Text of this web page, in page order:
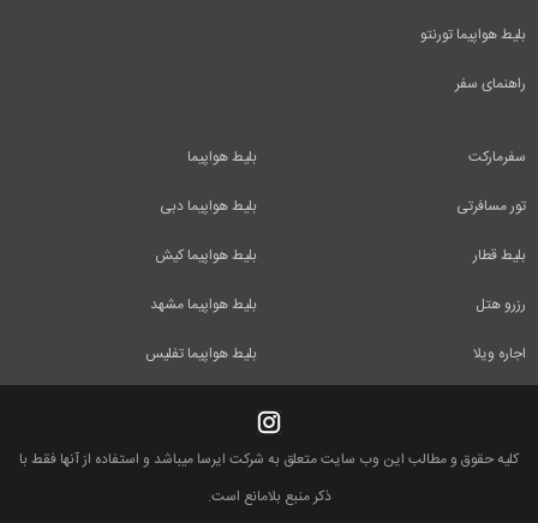
بلیط هواپیما تورنتو
راهنمای سفر
بلیط هواپیما
بلیط هواپیما دبی
بلیط هواپیما کیش
بلیط هواپیما مشهد
بلیط هواپیما تفلیس
سفرمارکت
تور مسافرتی
بلیط قطار
رزرو هتل
اجاره ویلا
کلیه حقوق و مطالب این وب سایت متعلق به شرکت ایرسا میباشد و استفاده از آنها فقط با
ذکر منبع بلامانع است.